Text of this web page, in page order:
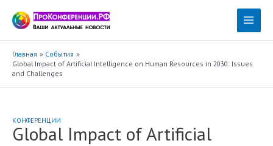
содержимому
Main
Главная
События
Global Impact of Artificial Intelligence on Human Resources in 2030: Issues
and Challenges
КОНФЕРЕНЦИИ
Global Impact of Artificial